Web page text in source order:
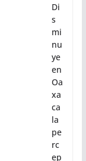
Di
s
mi
nu
ye
en
Oa
xa
ca
la
pe
rc
ep